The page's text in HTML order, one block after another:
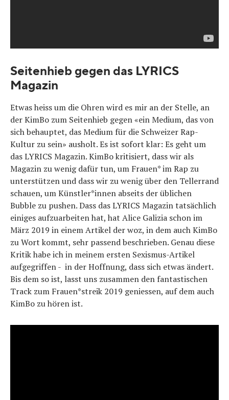
Seitenhieb gegen das LYRICS
Magazin
Etwas heiss um die Ohren wird es mir an der Stelle, an
der KimBo zum Seitenhieb gegen «ein Medium, das von
sich behauptet, das Medium für die Schweizer Rap-
Kultur zu sein» ausholt. Es ist sofort klar: Es geht um
das LYRICS Magazin. KimBo kritisiert, dass wir als
Magazin zu wenig dafür tun, um Frauen* im Rap zu
unterstützen und dass wir zu wenig über den Tellerrand
schauen, um Künstler*innen abseits der üblichen
Bubble zu pushen. Dass das LYRICS Magazin tatsächlich
einiges aufzuarbeiten hat, hat Alice Galizia schon im
März 2019 in einem Artikel der woz, in dem auch KimBo
zu Wort kommt, sehr passend beschrieben. Genau diese
Kritik habe ich in meinem ersten Sexismus-Artikel
aufgegriffen - in der Hoffnung, dass sich etwas ändert.
Bis dem so ist, lasst uns zusammen den fantastischen
Track zum Frauen*streik 2019 geniessen, auf dem auch
KimBo zu hören ist.